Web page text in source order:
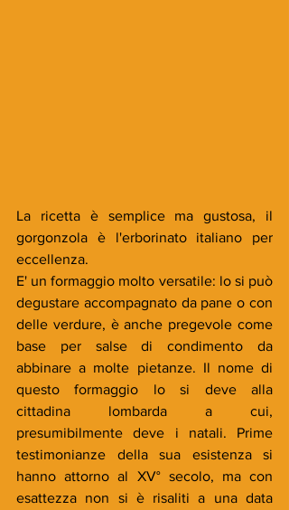
La ricetta è semplice ma gustosa, il
gorgonzola è l'erborinato italiano per
eccellenza.
E' un formaggio molto versatile: lo si può
degustare accompagnato da pane o con
delle verdure, è anche pregevole come
base per salse di condimento da
abbinare a molte pietanze. Il nome di
questo formaggio lo si deve alla
cittadina lombarda a cui,
presumibilmente deve i natali. Prime
testimonianze della sua esistenza si
hanno attorno al XV° secolo, ma con
esattezza non si è risaliti a una data